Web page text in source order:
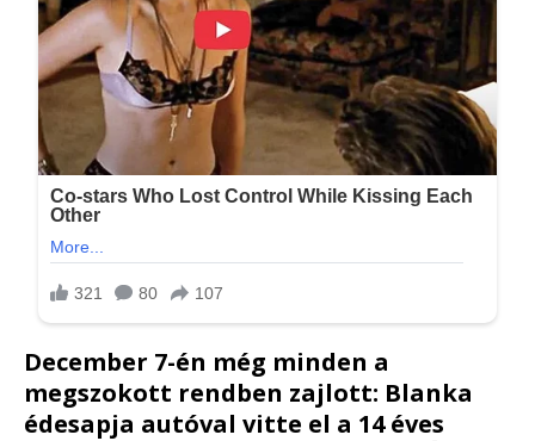
December 7-én még minden a
megszokott rendben zajlott: Blanka
édesapja autóval vitte el a 14 éves